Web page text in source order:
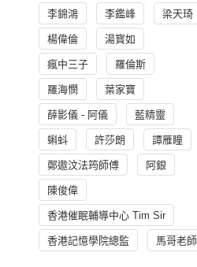
李錦鴻 李鑑峰 梁天琦
楊偉倫 湯寳如
瘋中三子 羅倫斯
羅海憫 葉家寶
薛影儀 - 阿儀 藍精靈
蝌蚪 許莎朗 譚雁瞳
鄭遨汶法筠師傅 阿銀
陳俊偉
香港催眠輔導中心 Tim Sir
香港記憶學院總監 馬哥老師